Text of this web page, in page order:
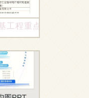
工程重点产品工艺“